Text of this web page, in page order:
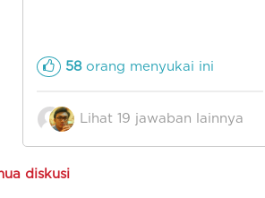
jurusan arsitektur. Proporsi
aspek sains, sosial, dan seni di
dikatakan seimbang. Jadi,
untuk kalian yang memiliki
cenderung skill IPS dan
58orang menyukai ini
Lihat 19 jawaban lainnya
diskusi